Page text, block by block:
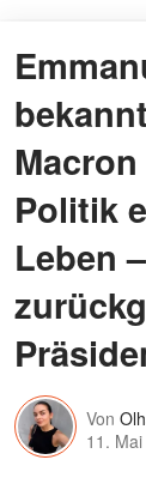
Politik
Leben
Von
11.